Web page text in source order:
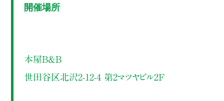
開催場所
本屋B&B
世田谷区北沢2-12-4 第2マツヤビル2F